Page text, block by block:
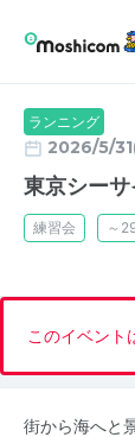
ランニング
2026/5/
東京シーサ
練習会 ～
このイベント
街から海へと